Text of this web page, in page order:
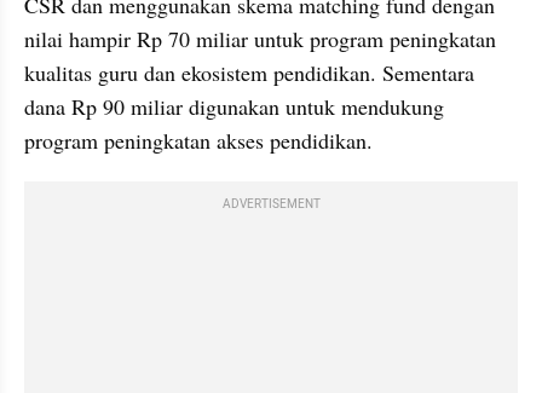
nilai hampir Rp 70 miliar untuk program peningkatan
kualitas guru dan ekosistem pendidikan. Sementara
dana Rp 90 miliar digunakan untuk mendukung
program peningkatan akses pendidikan.
ADVERTISEMENT